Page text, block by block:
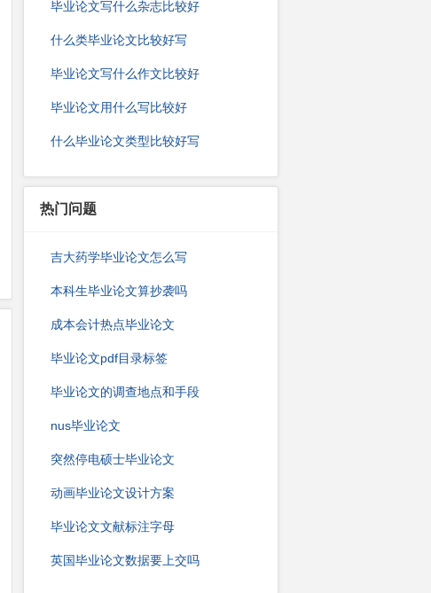
毕业论文写什么杂志比较好
什么类毕业论文比较好写
毕业论文写什么作文比较好
毕业论文用什么写比较好
什么毕业论文类型比较好写
热门问题
吉大药学毕业论文怎么写
本科生毕业论文算抄袭吗
成本会计热点毕业论文
毕业论文pdf目录标签
毕业论文的调查地点和手段
nus毕业论文
突然停电硕士毕业论文
动画毕业论文设计方案
毕业论文文献标注字母
英国毕业论文数据要上交吗